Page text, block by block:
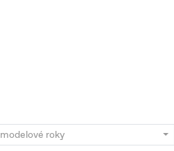
modelové roky